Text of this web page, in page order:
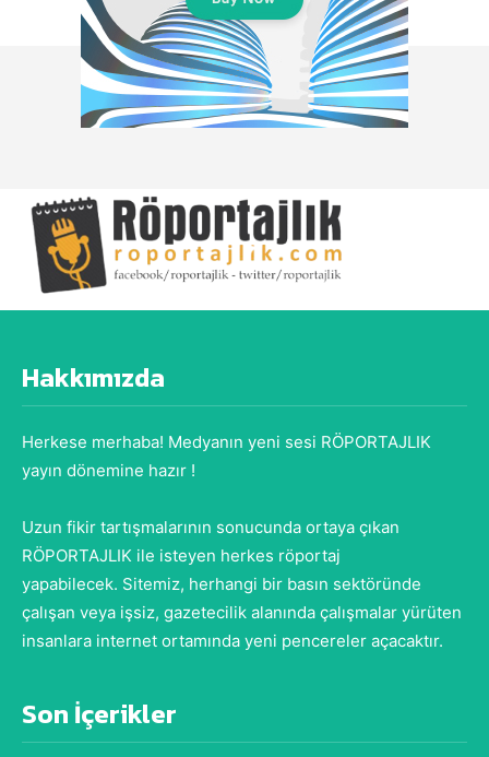
Hakkımızda
Herkese merhaba! Medyanın yeni sesi RÖPORTAJLIK
yayın dönemine hazır !
Uzun fikir tartışmalarının sonucunda ortaya çıkan
RÖPORTAJLIK ile isteyen herkes röportaj
yapabilecek. Sitemiz, herhangi bir basın sektöründe
çalışan veya işsiz, gazetecilik alanında çalışmalar yürüten
insanlara internet ortamında yeni pencereler açacaktır.
Son İçerikler